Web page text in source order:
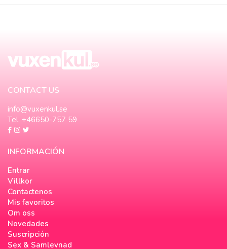
CONTACT US
info@vuxenkul.se
Tel. +46650-757 59
INFORMACIÓN
Entrar
Villkor
Contactenos
Mis favoritos
Om oss
Novedades
Suscripción
Sex & Samlevnad